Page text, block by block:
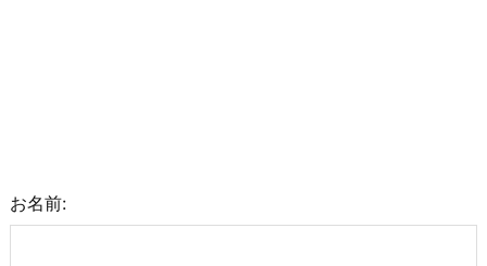
お名前: